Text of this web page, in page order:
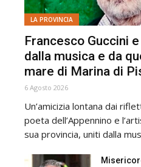
LA PROVINCIA
Francesco Guccini
dalla musica e da
mare di Marina di
6 Agosto 2026
Un’amicizia lontana dai
poeta dell’Appennino e
sua provincia, uniti dalla